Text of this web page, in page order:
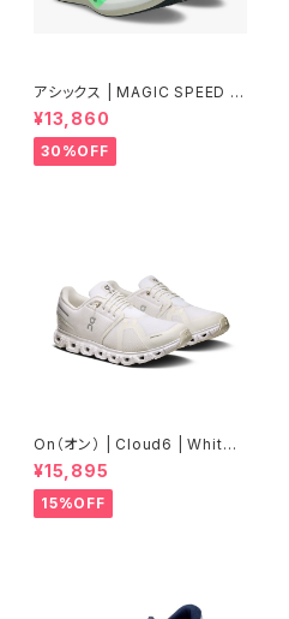
アシックス | MAGIC SPEED 5
| VITAL GREEN/CARRIER G
REY | Unisex
¥13,860
30%OFF
On（オン） | Cloud6 | White/
White | Men
¥15,895
15%OFF